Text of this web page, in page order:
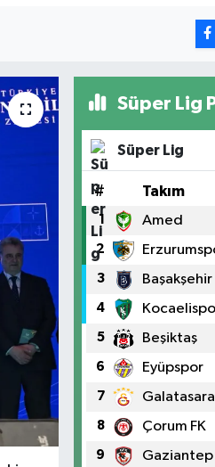
Süper Lig
Süper Lig
# Takım
1 Amed
2
3 Başakşehir
4
5 Beşiktaş
6 Eyüpspor
7
8 Çorum FK
9 Gaziantep